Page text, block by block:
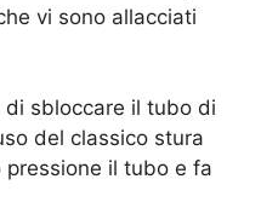
vi sono allacciati
sbloccare il tubo di
del classico stura
il tubo e fa